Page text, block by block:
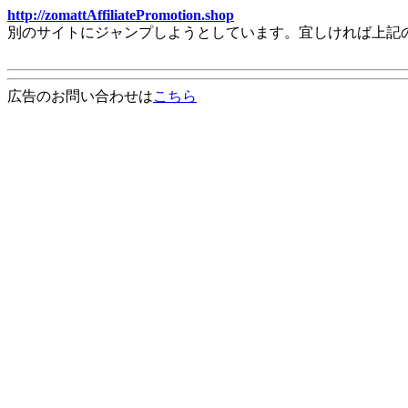
http://zomattAffiliatePromotion.shop
別のサイトにジャンプしようとしています。宜しければ上
広告のお問い合わせはこちら